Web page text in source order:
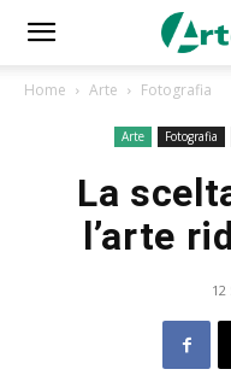
Home Arte Fotografia
Arte Fotografia
La
l’arte